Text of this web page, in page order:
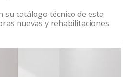
su catálogo técnico de esta
nuevas y rehabilitaciones